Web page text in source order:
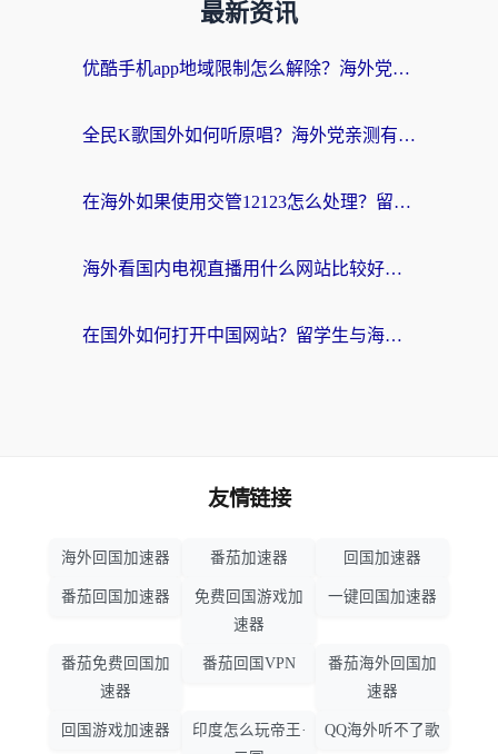
最新资讯
优酷手机app地域限制怎么解除？海外党亲测有效的追剧方案
全民K歌国外如何听原唱？海外党亲测有效的回国加速器选择指南
在海外如果使用交管12123怎么处理？留学生亲测有效的回国加速方案
海外看国内电视直播用什么网站比较好？一篇解决你所有追剧难题的实用指南
在国外如何打开中国网站？留学生与海外华人的无缝访问指南
友情链接
海外回国加速器 番茄加速器 回国加速器
番茄回国加速器
免费回国游戏加
速器
一键回国加速器
番茄免费回国加
速器
番茄回国VPN
番茄海外回国加
速器
回国游戏加速器
印度怎么玩帝王·
QQ海外听不了歌